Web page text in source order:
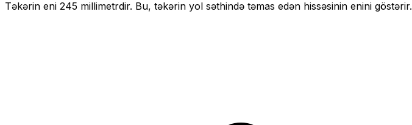
Təkərin eni 245 millimetrdir. Bu, təkərin yol səthində təmas edən hissəsinin enini göstərir.